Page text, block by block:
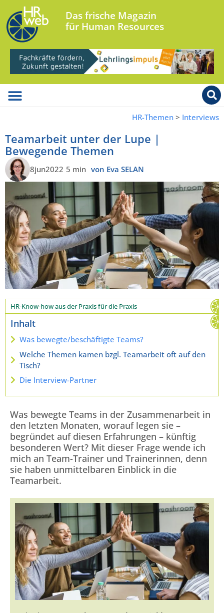
Das frische Magazin
für Human Resources
HR-Themen > Interviews
Teamarbeit unter der Lupe |
Bewegende Themen
8jun2022 5 min von Eva SELAN
HR-Know-how aus der Praxis für die Praxis
Inhalt
Was bewegte/beschäftigte Teams?
Welche Themen kamen bzgl. Teamarbeit oft auf den
Tisch?
Die Interview-Partner
Was bewegte Teams in der Zusammenarbeit in
den letzten Monaten, worauf legen sie –
begründet auf diesen Erfahrungen – künftig
besonderen Wert? Mit dieser Frage wende ich
mich an Team-Trainer und Trainerinnen, denn
sie haben unmittelbaren Einblick in die
Teamarbeit.